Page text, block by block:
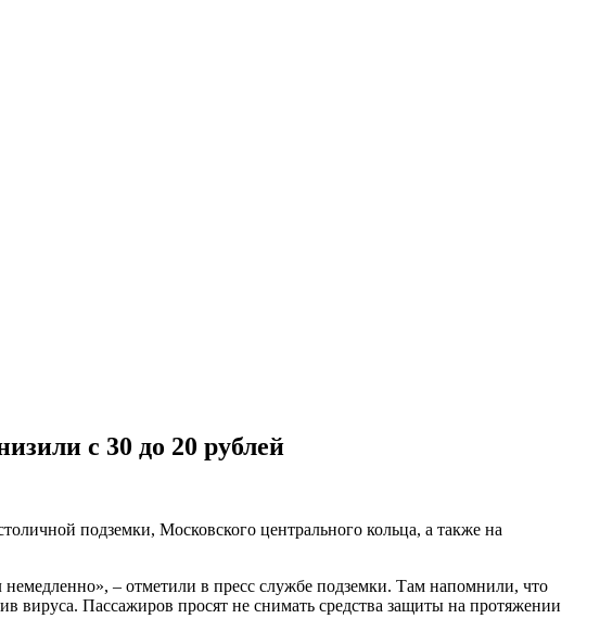
с 30 до 20 рублей
подземки, Московского центрального кольца, а также на
– отметили в пресс службе подземки. Там напомнили, что
вируса. Пассажиров просят не снимать средства защиты на протяжении